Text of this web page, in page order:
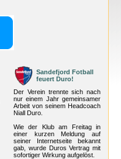
Sandefjord Fotball
feuert Duro!
Der Verein trennte sich nach
nur einem Jahr gemeinsamer
Arbeit von seinem Headcoach
Niall Duro.
Wie der Klub am Freitag in
einer kurzen Meldung auf
seiner Internetseite bekannt
gab, wurde Duros Vertrag mit
sofortiger Wirkung aufgelöst.